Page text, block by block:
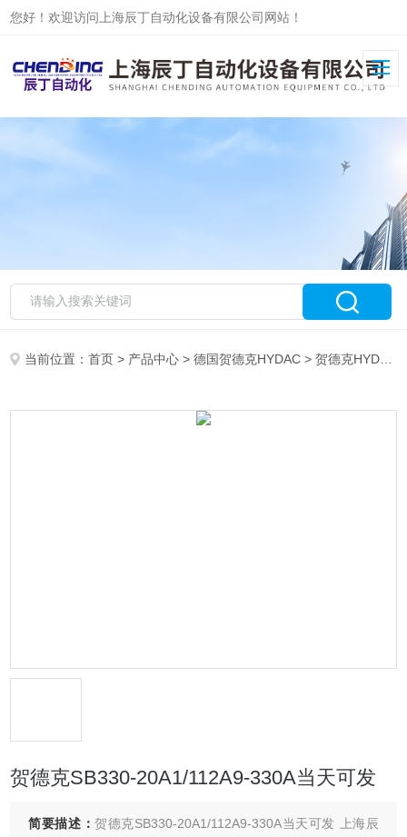
您好！欢迎访问上海辰丁自动化设备有限公司网站！
当前位置：首页 > 产品中心 >德国贺德克HYDAC >贺德克HYDAC蓄能器
贺德克SB330-20A1/112A9-330A当天可发
简要描述：贺德克SB330-20A1/112A9-330A当天可发 上海辰